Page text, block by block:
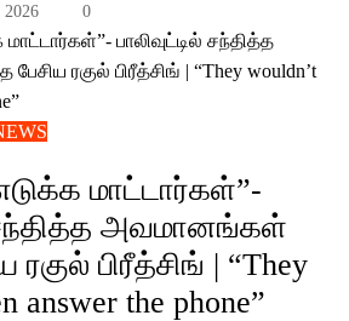
2026 0
மாட்டார்கள்”-
சந்தித்த அவமானங்கள்
ரகுல் பிரீத்சிங் | “They
answer the phone”